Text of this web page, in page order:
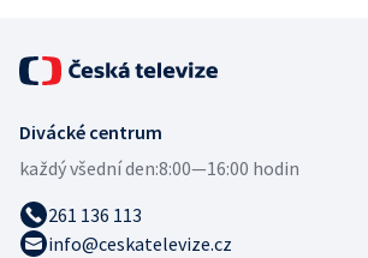
Divácké centrum
každý všední den:8:00—16:00 hodin
261 136 113
info@ceskatelevize.cz